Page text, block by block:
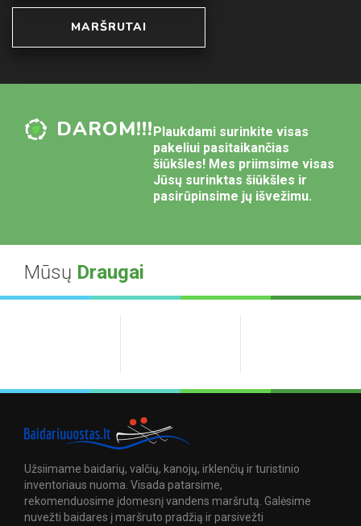
MARŠRUTAI
DAROM!!!Plaukdami surinkite visas
pakeliui pasitaikančias
šiūkšles! Mes priimsime visas
Jūsų surinktas šiūkšles ir
pasirūpinsime jų išvežimu.
Mūsų Draugai
Užsiimame baidarių, valčių, kanojų, irklenčių ir turistinio
inventoriaus nuoma. Visada patarsime,
rekomenduosime įdomesnį vandens maršrutą. Galėsime
nuvežti baidares į maršruto pradžią ir parsivežti